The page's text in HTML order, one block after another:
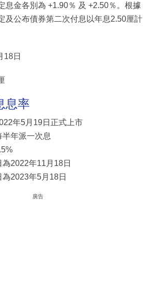
息金各別為 +1.90％ 及 +2.50％。根據
及公布債券第二次付息以年息2.50厘計
18日
息率
年5月19日正式上市
年派一次息
2022年11月18日
2023年5月18日
廣告